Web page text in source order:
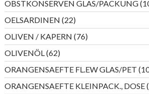
OBSTKONSERVEN GLAS/PACKUNG
OELSARDINEN 2222
Produkte
OLIVEN / KAPERN 7676
Produkte
OLIVENÖL 6262
Produkte
ORANGENSAEFTE FL.EW GLAS/PET
ORANGENSAEFTE KLEINPACK., DOSE